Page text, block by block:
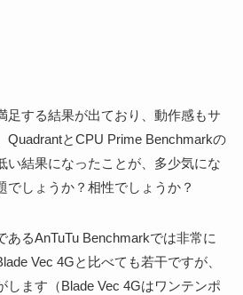
足する結果が出ており、動作感もサ
QuadrantとCPU Prime Benchmarkの
い結果になったことが、多少気にな
でしょうか？相性でしょうか？
あるAnTuTu Benchmarkでは非常に
Vec 4Gと比べても若干ですが、
します（Blade Vec 4Gはワンテンポ